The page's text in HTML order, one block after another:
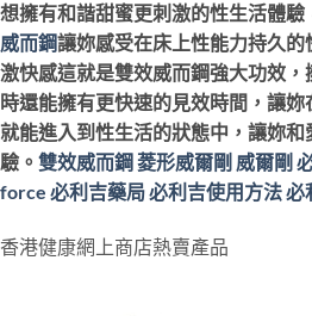
想擁有和諧甜蜜更刺激的性生活體驗
威而鋼讓妳感受在床上性能力持久的
激快感這就是雙效威而鋼強大功效
時還能擁有更快速的見效時間，讓
就能進入到性生活的狀態中，讓妳
驗。 雙效威而鋼 菱形威爾剛 威爾剛
force 必利吉藥局必利吉使用方法必
香港健康網上商店熱賣產品